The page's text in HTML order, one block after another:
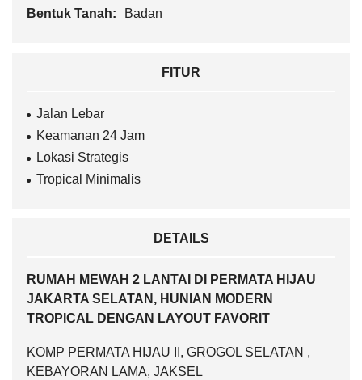
Bentuk Tanah:
Badan
FITUR
Jalan Lebar
Keamanan 24 Jam
Lokasi Strategis
Tropical Minimalis
DETAILS
RUMAH MEWAH 2 LANTAI DI PERMATA HIJAU
JAKARTA SELATAN, HUNIAN MODERN
TROPICAL DENGAN LAYOUT FAVORIT
KOMP PERMATA HIJAU II, GROGOL SELATAN ,
KEBAYORAN LAMA, JAKSEL